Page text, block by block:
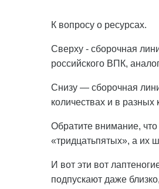
К вопросу о ресурсах.
Сверху - сборочная
российского ВПК,
Снизу — сборочная
количествах и в
Обратите внимание,
«тридцатьпятых», а их
И вот эти вот
подпускают даже